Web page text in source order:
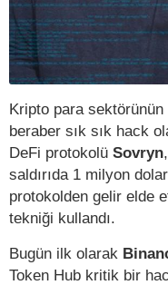
Kripto para
beraber sık sık hack
DeFi protokolü Sovryn
saldırıda 1 milyon
protokolden gelir elde
tekniği kullandı.
Bugün ilk olarak
Token Hub kritik bir